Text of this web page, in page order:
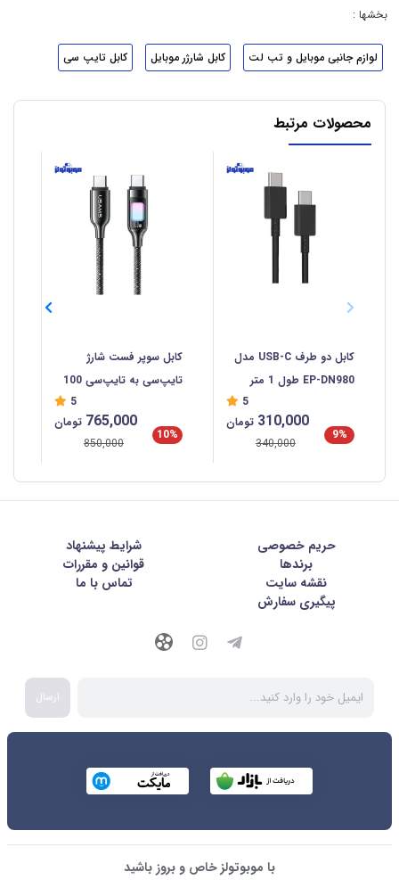
بخشها :
لوازم جانبی موبایل و تب لت کابل شارژر موبایل کابل تایپ سی
محصولات مرتبط
کابل دو طرف USB-C مدل
EP-DN980 طول 1 متر
5
9%
310,000 تومان
340,000
کابل سوپر فست شارژ
تایپ‌سی به تایپ‌سی 100
SJ750
5
10%
765,000 تومان
850,000
حریم خصوصی
شرايط پيشنهاد
برندها
قوانین و مقررات
نقشه سایت
تماس با ما
پیگیری سفارش
ارسال
با موبوتولز خاص و بروز باشید